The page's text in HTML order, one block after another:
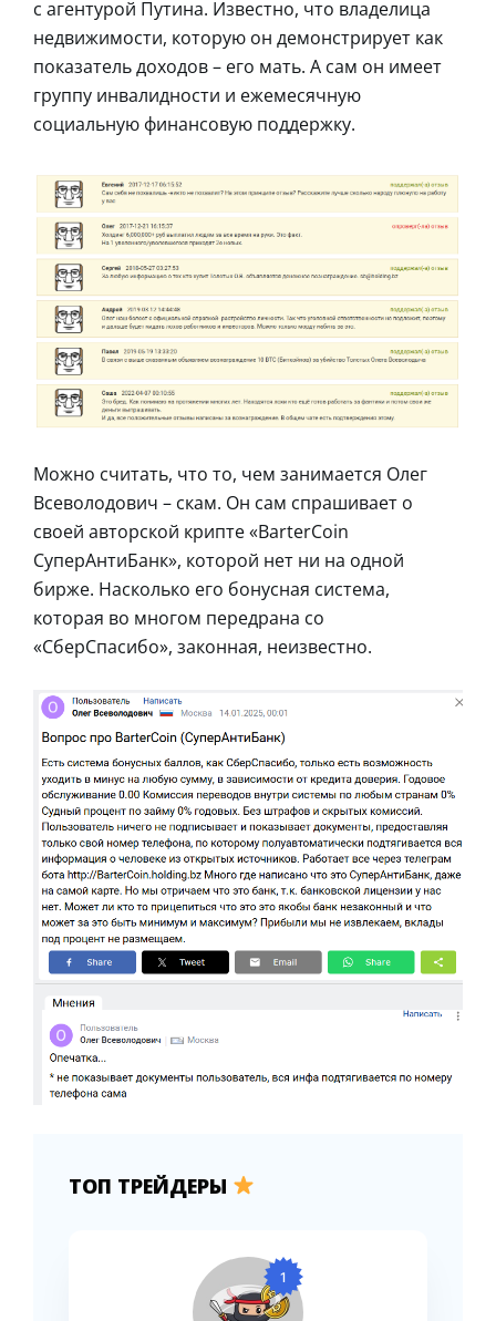
с агентурой Путина. Известно, что владелица
недвижимости, которую он демонстрирует как
показатель доходов – его мать. А сам он имеет
группу инвалидности и ежемесячную
социальную финансовую поддержку.
Можно считать, что то, чем занимается Олег
Всеволодович – скам. Он сам спрашивает о
своей авторской крипте «BarterCoin
СуперАнтиБанк», которой нет ни на одной
бирже. Насколько его бонусная система,
которая во многом передрана со
«СберСпасибо», законная, неизвестно.
ТОП ТРЕЙДЕРЫ
1